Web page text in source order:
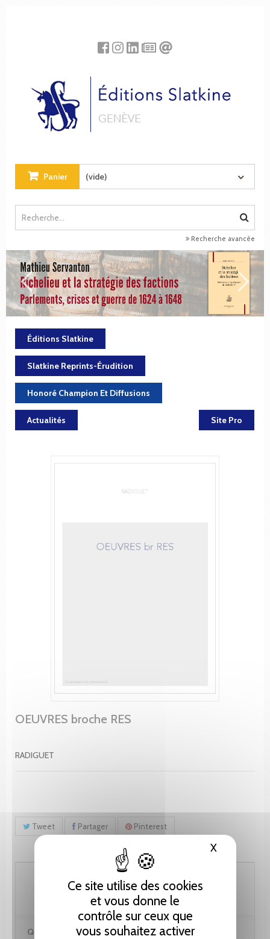
Ce site utilise des cookies
et vous donne le
contrôle sur ceux que
vous souhaitez activer
XMasquer
Panier (vide)
Recherche avancée
Éditions Slatkine
Slatkine Reprints-Érudition
Honoré Champion Et Diffusions
Actualités Site Pro
OEUVRES broche RES
RADIGUET
Tweet Partager Pinterest
27.75 CHF
Quantité :